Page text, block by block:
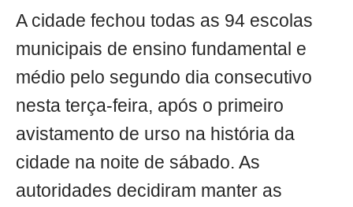
A cidade fechou todas as 94 escolas
municipais de ensino fundamental e
médio pelo segundo dia consecutivo
nesta terça-feira, após o primeiro
avistamento de urso na história da
cidade na noite de sábado. As
autoridades decidiram manter as